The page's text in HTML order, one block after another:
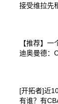
接受维拉先
【推荐】一
迪奥曼德：
[开拓者]近
有谁？有